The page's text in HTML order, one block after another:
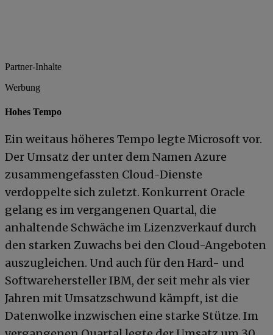
Partner-Inhalte
Werbung
Hohes Tempo
Ein weitaus höheres Tempo legte Microsoft vor.
Der Umsatz der unter dem Namen Azure
zusammengefassten Cloud-Dienste
verdoppelte sich zuletzt. Konkurrent Oracle
gelang es im vergangenen Quartal, die
anhaltende Schwäche im Lizenzverkauf durch
den starken Zuwachs bei den Cloud-Angeboten
auszugleichen. Und auch für den Hard- und
Softwarehersteller IBM, der seit mehr als vier
Jahren mit Umsatzschwund kämpft, ist die
Datenwolke inzwischen eine starke Stütze. Im